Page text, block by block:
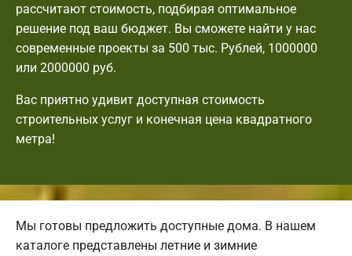
рассчитают стоимость, подбирая оптимальное
решение под ваш бюджет. Вы сможете найти у нас
современные проекты за 500 тыс. Рублей, 1000000
или 2000000 руб.
Вас приятно удивит доступная стоимость
строительных услуг и конечная цена квадратного
метра!
Мы готовы предложить доступные дома. В нашем
каталоге представлены летние и зимние